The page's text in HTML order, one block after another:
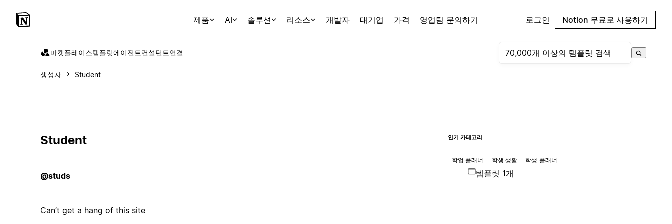
제품 AI 솔루션 리소스 개발자 대기업 가격 영업팀 문의하기 로그인 Notion 무료로 사용하기
마켓플레이스템플릿에이전트컨설턴트연결
생성자 Student
Student
@studs
Can’t get a hang of this site
인기 카테고리
학업 플래너 학생 생활 학생 플래너
템플릿 1개